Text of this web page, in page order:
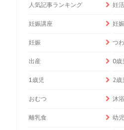
人気記事ランキング 妊
妊娠講座 妊
妊娠 つ
出産 0歳
1歳児 2歳
おむつ 沐
離乳食 幼児